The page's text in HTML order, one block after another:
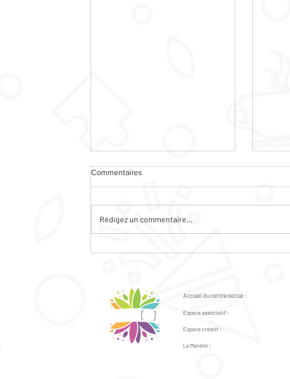
Commentaires
Rédigez un commentaire...
Accueil du centre social :
Espace associatif :
2 avenue du Général de Gaulle 37000 Tours
Espace créatif :
41bis avenue du Général de Gaulle 37000 Tours
La Marelle :